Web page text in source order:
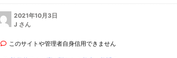
2021年10月3日
J さん
このサイトや管理者自身信用できません